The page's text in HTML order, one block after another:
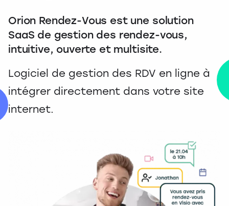
Orion Rendez-Vous est une solution
SaaS de gestion des rendez-vous,
intuitive, ouverte et multisite.
Logiciel de gestion des RDV en ligne à
intégrer directement dans votre site
internet.